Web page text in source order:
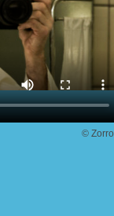
© Zorro